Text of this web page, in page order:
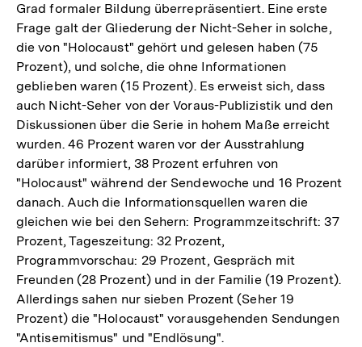
Grad formaler Bildung überrepräsentiert. Eine erste
Frage galt der Gliederung der Nicht-Seher in solche,
die von "Holocaust" gehört und gelesen haben (75
Prozent), und solche, die ohne Informationen
geblieben waren (15 Prozent). Es erweist sich, dass
auch Nicht-Seher von der Voraus-Publizistik und den
Diskussionen über die Serie in hohem Maße erreicht
wurden. 46 Prozent waren vor der Ausstrahlung
darüber informiert, 38 Prozent erfuhren von
"Holocaust" während der Sendewoche und 16 Prozent
danach. Auch die Informationsquellen waren die
gleichen wie bei den Sehern: Programmzeitschrift: 37
Prozent, Tageszeitung: 32 Prozent,
Programmvorschau: 29 Prozent, Gespräch mit
Freunden (28 Prozent) und in der Familie (19 Prozent).
Allerdings sahen nur sieben Prozent (Seher 19
Prozent) die "Holocaust" vorausgehenden Sendungen
"Antisemitismus" und "Endlösung".